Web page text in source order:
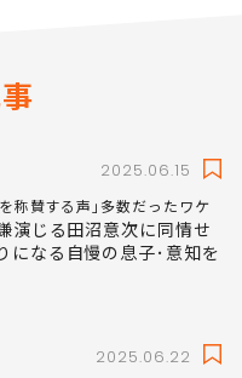
2025.06.15
称賛する声｣多数だったワケ
演じる田沼意次に同情せ
なる自慢の息子･意知を
2025.06.22